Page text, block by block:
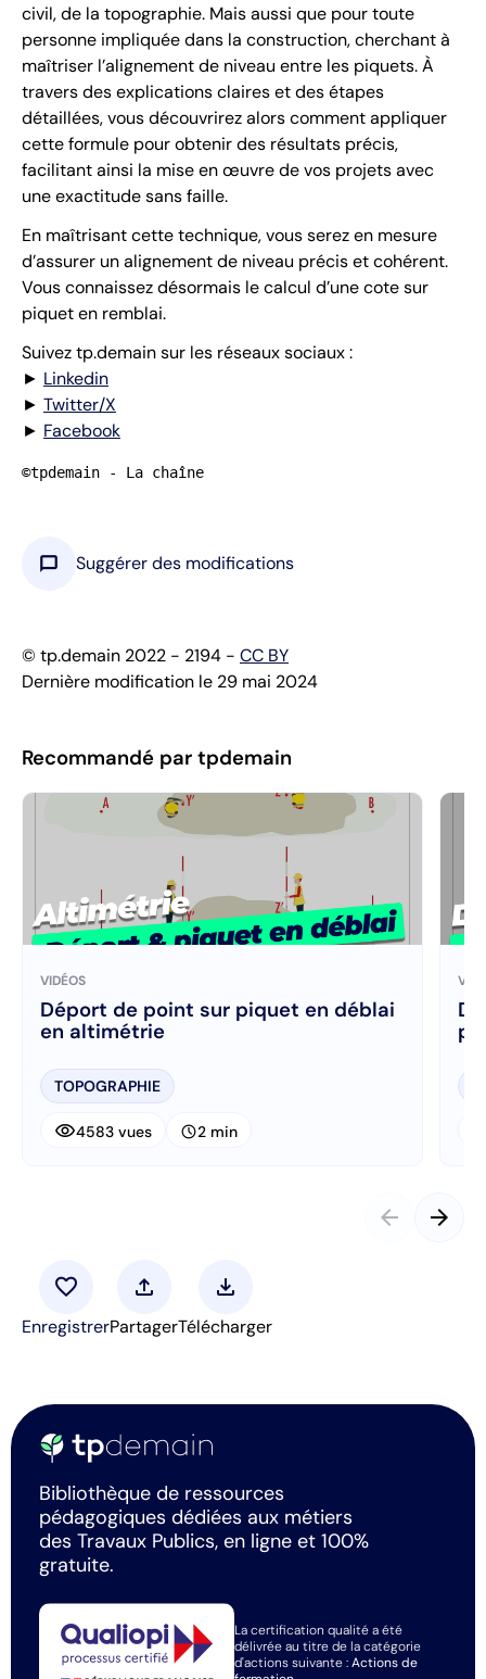
civil, de la topographie. Mais aussi que pour toute
personne impliquée dans la construction, cherchant à
maîtriser l’alignement de niveau entre les piquets. À
travers des explications claires et des étapes
détaillées, vous découvrirez alors comment appliquer
cette formule pour obtenir des résultats précis,
facilitant ainsi la mise en œuvre de vos projets avec
une exactitude sans faille.
En maîtrisant cette technique, vous serez en mesure
d’assurer un alignement de niveau précis et cohérent.
Vous connaissez désormais le calcul d’une cote sur
piquet en remblai.
Suivez tp.demain sur les réseaux sociaux :
► Linkedin
► Twitter/X
► Facebook
©tpdemain - La chaîne
chat_bubble Suggérer des modifications
© tp.demain 2022 - 2194 - CC BY
Dernière modification le 29 mai 2024
Recommandé par tpdemain
VIDÉOS
Déport de point sur piquet en déblai
en altimétrie
TOPOGRAPHIE
visibility4583 vues schedule2 min
arrow_back arrow_forward
favorite
Enregistrer
upload
Partager
download
Télécharger
Bibliothèque de ressources
pédagogiques dédiées aux métiers
des Travaux Publics, en ligne et 100%
gratuite.
La certification qualité a été
délivrée au titre de la catégorie
d'actions suivante :Actions de